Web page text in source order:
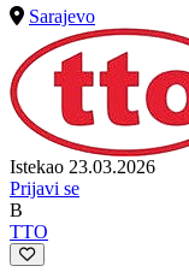
Sarajevo
Istekao 23.03.2026
Prijavi se
B
TTO